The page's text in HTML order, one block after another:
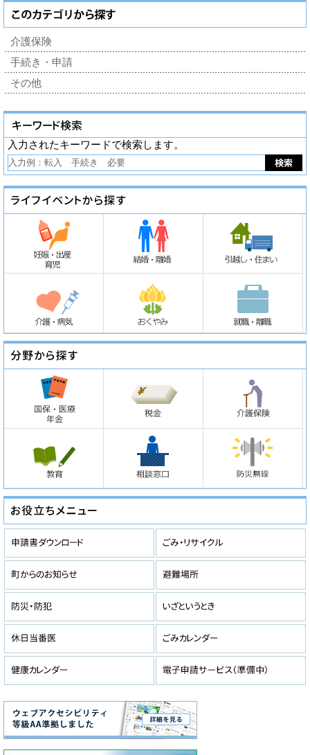
介護保険
手続き・申請
その他
入力されたキーワードで検索します。